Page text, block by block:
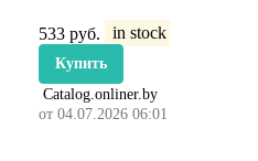
533 руб. in stock
Купить
Catalog.onliner.by
от 04.07.2026 06:01